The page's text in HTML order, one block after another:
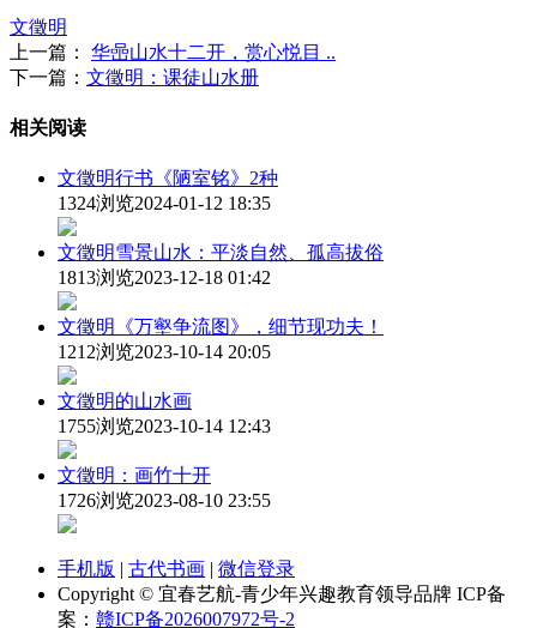
文徵明
上一篇：
华喦山水十二开，赏心悦目 ..
下一篇： 文徵明：课徒山水册
相关阅读
文徵明行书《陋室铭》2种
1324浏览2024-01-12 18:35
文徵明雪景山水：平淡自然、孤高拔俗
1813浏览2023-12-18 01:42
文徵明《万壑争流图》，细节现功夫！
1212浏览2023-10-14 20:05
文徵明的山水画
1755浏览2023-10-14 12:43
文徵明：画竹十开
1726浏览2023-08-10 23:55
手机版 | 古代书画 | 微信登录
Copyright © 宜春艺航-青少年兴趣教育领导品牌 ICP备
案： 赣ICP备2026007972号-2